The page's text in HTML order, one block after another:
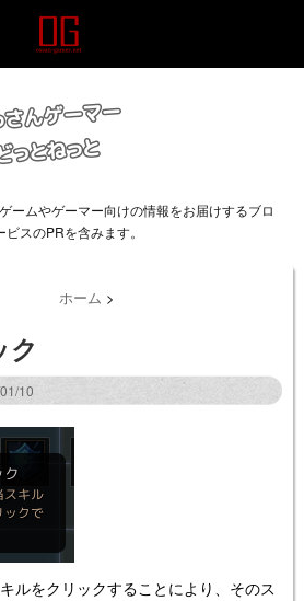
ームやゲーマー向けの情報をお届けするブロ
スのPRを含みます。
ホーム >
ク
10
ルをクリックすることにより、そのス